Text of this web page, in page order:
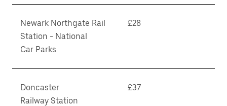
Newark Northgate Rail
Station - National
Car Parks
£28
Doncaster
Railway Station
£37